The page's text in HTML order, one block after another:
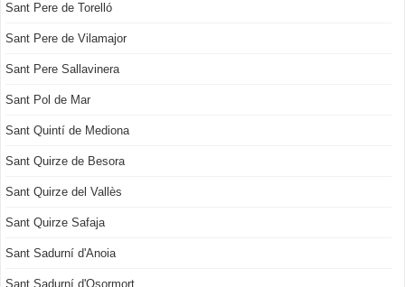
Sant Pere de Torelló
Sant Pere de Vilamajor
Sant Pere Sallavinera
Sant Pol de Mar
Sant Quintí de Mediona
Sant Quirze de Besora
Sant Quirze del Vallès
Sant Quirze Safaja
Sant Sadurní d'Anoia
Sant Sadurní d'Osormort